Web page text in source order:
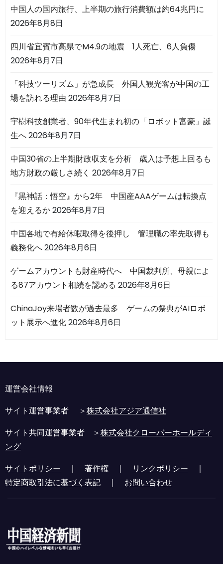
中国人の国内旅行、上半期の旅行消費額は約64兆円に
2026年8月8日
四川省宜賓市高県でM4.9の地震 1人死亡、6人負傷
2026年8月7日
「科技ツーリズム」が急成長 外国人観光客が中国の工
場を訪れる理由 2026年8月7日
宇樹科技創業者、90年代生まれ初の「ロボット富豪」誕
生へ2026年8月7日
中国30省の上半期財政収支を分析 歳入は予想上回るも
地方財政の厳しさ続く 2026年8月7日
『黒神話：悟空』から2年 中国産AAAゲームは転換点
を迎えるか2026年8月7日
中国各地で有給休暇取得を後押し 管理職の率先取得も
義務化へ2026年8月6日
ゲームアカウントも財産時代へ 中国裁判所、母親によ
る87アカウント相続を認める 2026年8月6日
ChinaJoy来場者数が過去最多 ゲームの祭典がAIロボ
ット展示へ進化2026年8月6日
運営会社情報
サイト運営事業者 ＞株式会社アジア通信社
サイト共同運営事業者 ＞株式会社クローバーホールディ
ング
サイトポリシー ｜ 著作権 ｜ リンクポリシー ｜
特定商取引法に基づく表記 ｜ お問い合わせ